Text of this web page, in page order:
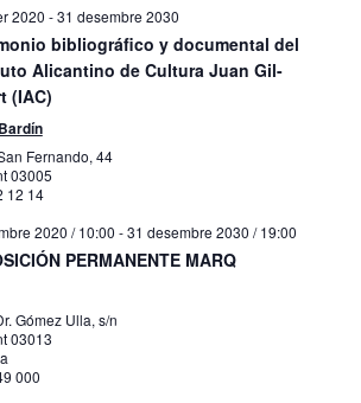
2020 -31 desembre 2030
bibliográfico y documental del
Alicantino de Cultura Juan Gil-
(IAC)
Fernando, 44
03005
12 14
2020 / 10:00 -31 desembre 2030 / 19:00
PERMANENTE MARQ
Gómez Ulla, s/n
03013
000